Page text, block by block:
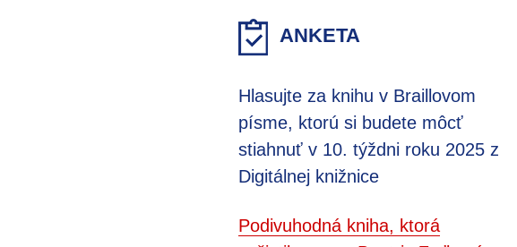
ANKETA
Hlasujte za knihu v Braillovom
písme, ktorú si budete môcť
stiahnuť v 10. týždni roku 2025 z
Digitálnej knižnice
Podivuhodná kniha, ktorá